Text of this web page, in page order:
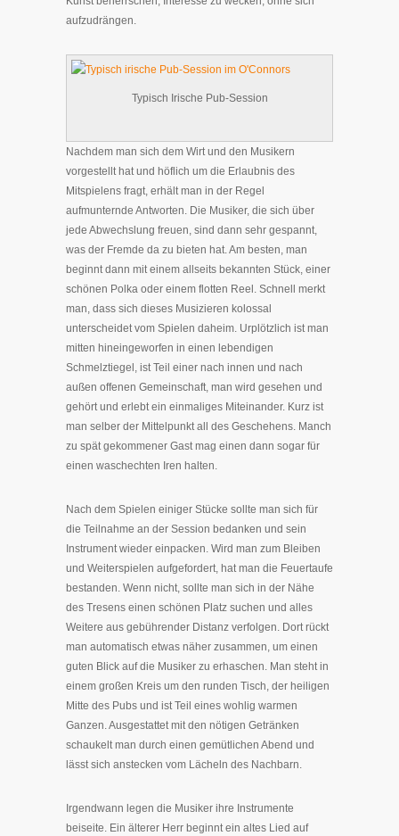
aufzudrängen.
Typisch Irische Pub-Session
Nachdem man sich dem Wirt und den Musikern
vorgestellt hat und höflich um die Erlaubnis des
Mitspielens fragt, erhält man in der Regel
aufmunternde Antworten. Die Musiker, die sich über
jede Abwechslung freuen, sind dann sehr gespannt,
was der Fremde da zu bieten hat. Am besten, man
beginnt dann mit einem allseits bekannten Stück, einer
schönen Polka oder einem flotten Reel. Schnell merkt
man, dass sich dieses Musizieren kolossal
unterscheidet vom Spielen daheim. Urplötzlich ist man
mitten hineingeworfen in einen lebendigen
Schmelztiegel, ist Teil einer nach innen und nach
außen offenen Gemeinschaft, man wird gesehen und
gehört und erlebt ein einmaliges Miteinander. Kurz ist
man selber der Mittelpunkt all des Geschehens. Manch
zu spät gekommener Gast mag einen dann sogar für
einen waschechten Iren halten.
Nach dem Spielen einiger Stücke sollte man sich für
die Teilnahme an der Session bedanken und sein
Instrument wieder einpacken. Wird man zum Bleiben
und Weiterspielen aufgefordert, hat man die Feuertaufe
bestanden. Wenn nicht, sollte man sich in der Nähe
des Tresens einen schönen Platz suchen und alles
Weitere aus gebührender Distanz verfolgen. Dort rückt
man automatisch etwas näher zusammen, um einen
guten Blick auf die Musiker zu erhaschen. Man steht in
einem großen Kreis um den runden Tisch, der heiligen
Mitte des Pubs und ist Teil eines wohlig warmen
Ganzen. Ausgestattet mit den nötigen Getränken
schaukelt man durch einen gemütlichen Abend und
lässt sich anstecken vom Lächeln des Nachbarn.
Irgendwann legen die Musiker ihre Instrumente
beiseite. Ein älterer Herr beginnt ein altes Lied auf